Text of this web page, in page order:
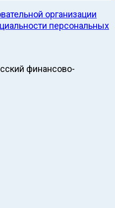
организации
персональных
финансово-